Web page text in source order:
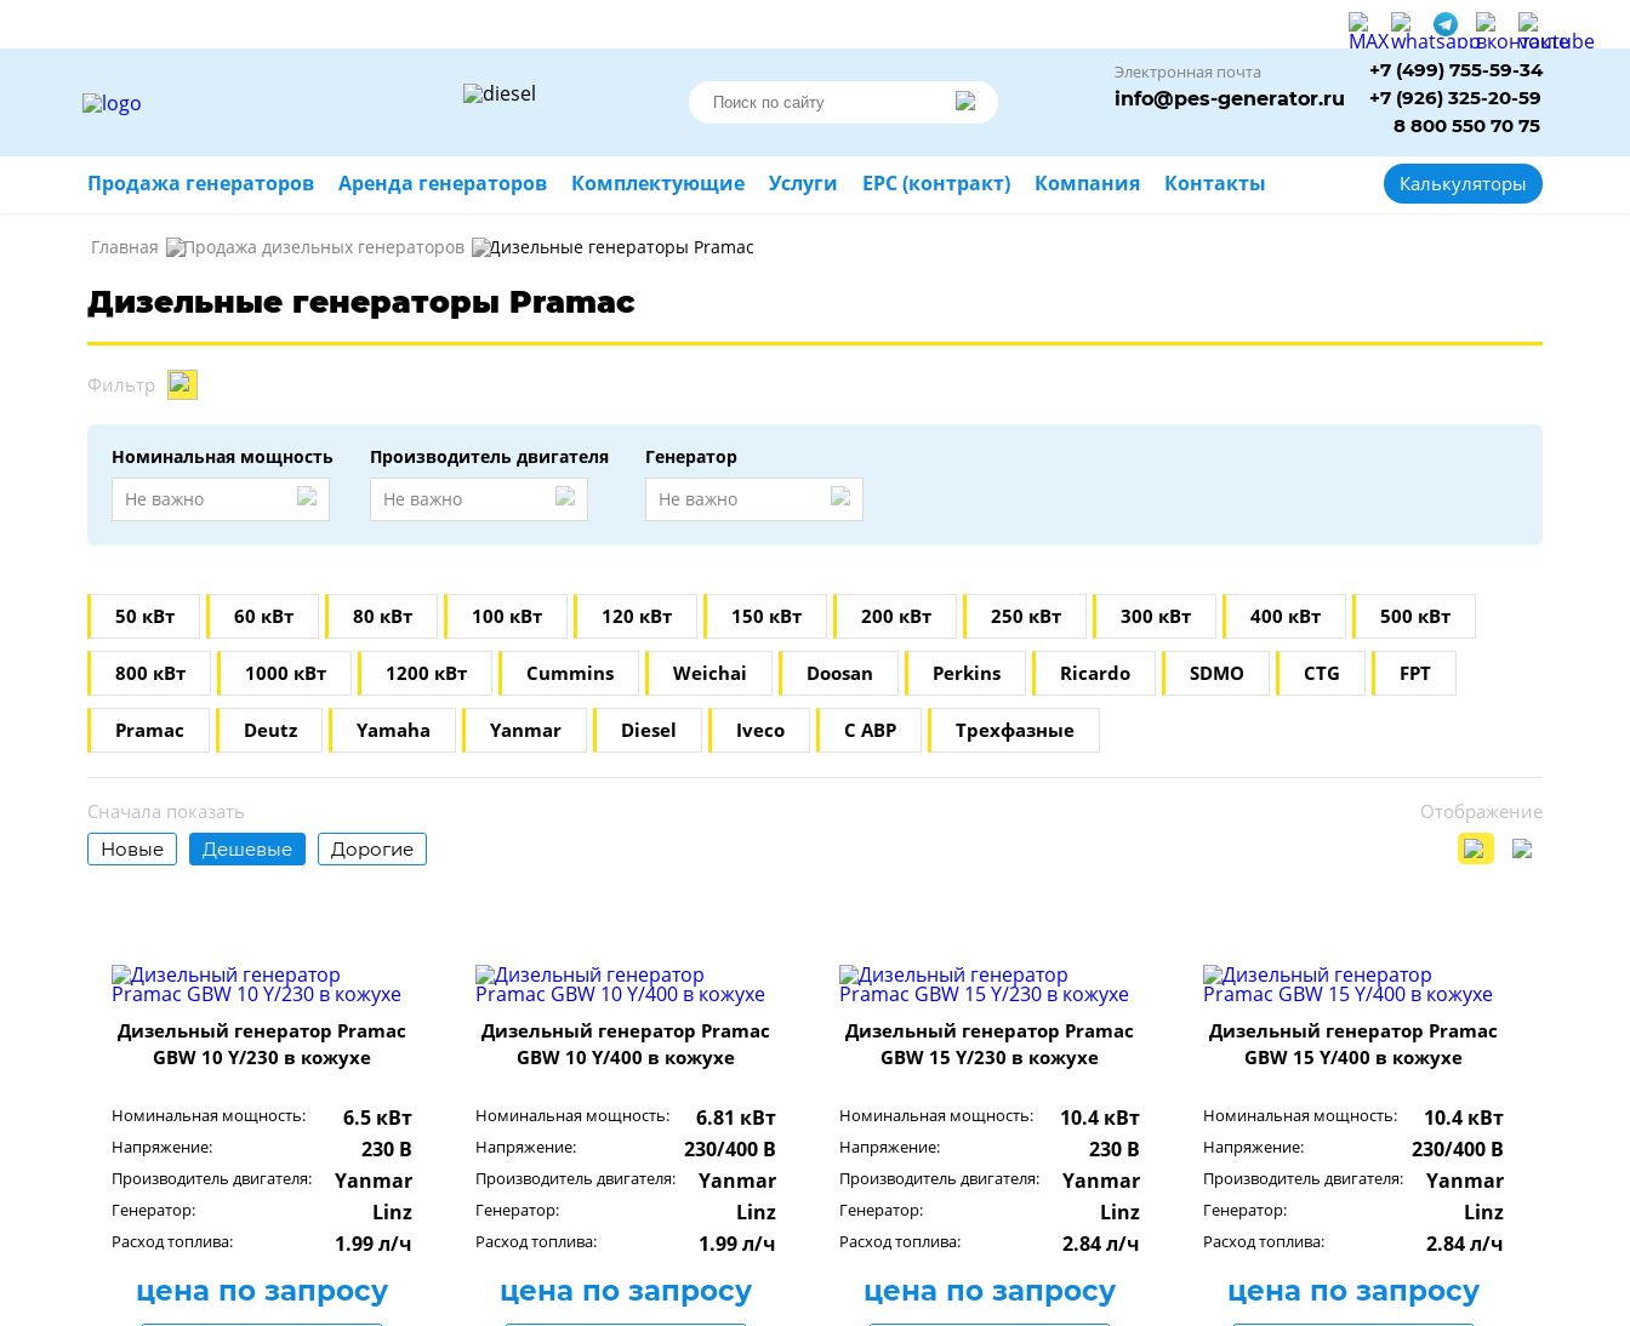
Электронная почта
info@pes-generator.ru
+7 (499) 755-59-34
+7 (926) 325-20-59
8 800 550 70 75
Продажа генераторов Аренда генераторов Комплектующие Услуги ЕРС (контракт) Компания Контакты Калькуляторы
Главная Продажа дизельных генераторов Дизельные генераторы Pramac
Дизельные генераторы Pramac
Фильтр
Номинальная мощность
Не важно
Производитель двигателя
Не важно
Генератор
Не важно
50 кВт 60 кВт 80 кВт 100 кВт 120 кВт 150 кВт 200 кВт 250 кВт 300 кВт 400 кВт 500 кВт
800 кВт 1000 кВт 1200 кВт Сummins Weichai Doosan Perkins Ricardo SDMO CTG FPT
Pramac Deutz Yamaha Yanmar Diesel Iveco С АВР Трехфазные
Сначала показать
Новые Дешевые Дорогие
Отображение
Дизельный генератор Pramac
GBW 10 Y/230 в кожухе
Номинальная мощность: 6.5 кВт
Напряжение: 230 В
Производитель двигателя: Yanmar
Генератор: Linz
Расход топлива: 1.99 л/ч
цена по запросу
Дизельный генератор Pramac
GBW 10 Y/400 в кожухе
Номинальная мощность: 6.81 кВт
Напряжение: 230/400 В
Производитель двигателя: Yanmar
Генератор: Linz
Расход топлива: 1.99 л/ч
цена по запросу
Дизельный генератор Pramac
GBW 15 Y/230 в кожухе
Номинальная мощность: 10.4 кВт
Напряжение: 230 В
Производитель двигателя: Yanmar
Генератор: Linz
Расход топлива: 2.84 л/ч
цена по запросу
Дизельный генератор Pramac
GBW 15 Y/400 в кожухе
Номинальная мощность: 10.4 кВт
Напряжение: 230/400 В
Производитель двигателя: Yanmar
Генератор: Linz
Расход топлива: 2.84 л/ч
цена по запросу